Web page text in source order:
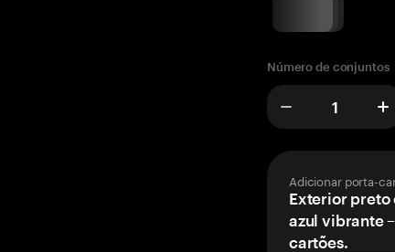
Número de conjuntos
Adicionar porta-
Exterior
azul vibrante
cartões.